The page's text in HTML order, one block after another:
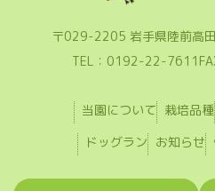
〒029-2205 岩手県陸前高
TEL：0192-22-7611
当園について 栽培品種
ドッグラン お知らせ